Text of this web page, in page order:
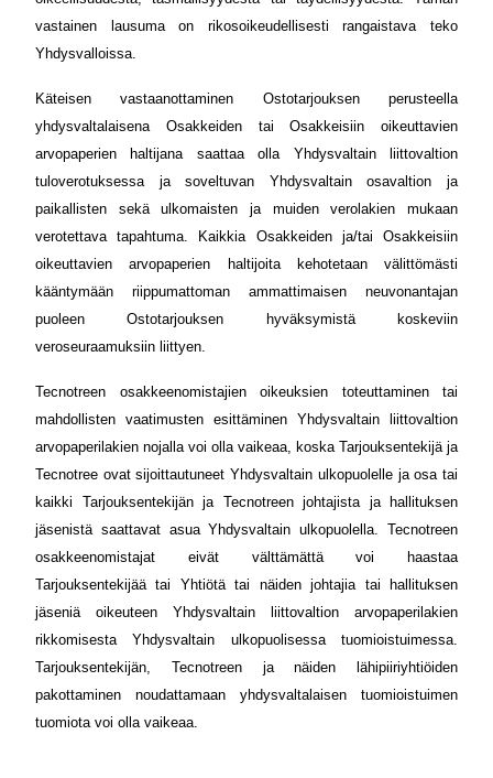
vastainen lausuma on rikosoikeudellisesti rangaistava teko
Yhdysvalloissa.
Käteisen vastaanottaminen Ostotarjouksen perusteella
yhdysvaltalaisena Osakkeiden tai Osakkeisiin oikeuttavien
arvopaperien haltijana saattaa olla Yhdysvaltain liittovaltion
tuloverotuksessa ja soveltuvan Yhdysvaltain osavaltion ja
paikallisten sekä ulkomaisten ja muiden verolakien mukaan
verotettava tapahtuma. Kaikkia Osakkeiden ja/tai Osakkeisiin
oikeuttavien arvopaperien haltijoita kehotetaan välittömästi
kääntymään riippumattoman ammattimaisen neuvonantajan
puoleen Ostotarjouksen hyväksymistä koskeviin
veroseuraamuksiin liittyen.
Tecnotreen osakkeenomistajien oikeuksien toteuttaminen tai
mahdollisten vaatimusten esittäminen Yhdysvaltain liittovaltion
arvopaperilakien nojalla voi olla vaikeaa, koska Tarjouksentekijä ja
Tecnotree ovat sijoittautuneet Yhdysvaltain ulkopuolelle ja osa tai
kaikki Tarjouksentekijän ja Tecnotreen johtajista ja hallituksen
jäsenistä saattavat asua Yhdysvaltain ulkopuolella. Tecnotreen
osakkeenomistajat eivät välttämättä voi haastaa
Tarjouksentekijää tai Yhtiötä tai näiden johtajia tai hallituksen
jäseniä oikeuteen Yhdysvaltain liittovaltion arvopaperilakien
rikkomisesta Yhdysvaltain ulkopuolisessa tuomioistuimessa.
Tarjouksentekijän, Tecnotreen ja näiden lähipiiriyhtiöiden
pakottaminen noudattamaan yhdysvaltalaisen tuomioistuimen
tuomiota voi olla vaikeaa.